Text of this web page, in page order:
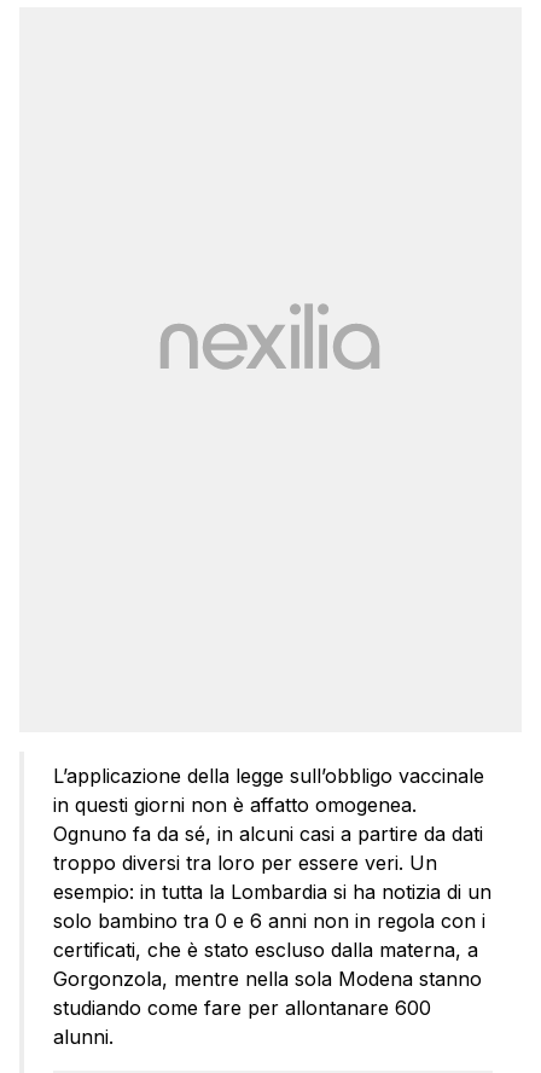
L’applicazione della legge sull’obbligo vaccinale
in questi giorni non è affatto omogenea.
Ognuno fa da sé, in alcuni casi a partire da dati
troppo diversi tra loro per essere veri. Un
esempio: in tutta la Lombardia si ha notizia di un
solo bambino tra 0 e 6 anni non in regola con i
certificati, che è stato escluso dalla materna, a
Gorgonzola, mentre nella sola Modena stanno
studiando come fare per allontanare 600
alunni.